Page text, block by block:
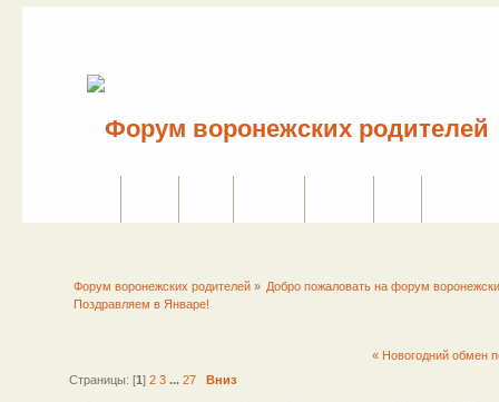
Форум воронежских родителей» Добро пожаловать на форум
Поздравляем в Январе!
« Новогодний обмен
Страницы: [1 ] 2 3 ... 27 Вниз